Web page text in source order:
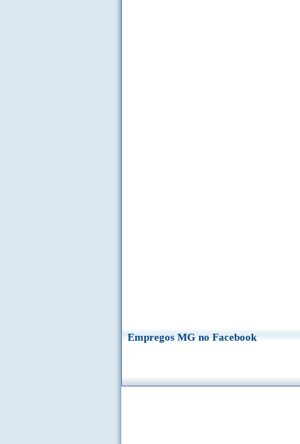
Empregos MG no Facebook